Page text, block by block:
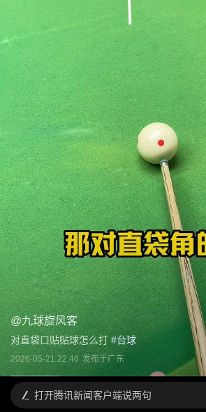
@九球旋风客
对直袋口贴贴球怎么打 #台球
2026-05-21 22:46 发布于广东
打开腾讯新闻客户端说两句